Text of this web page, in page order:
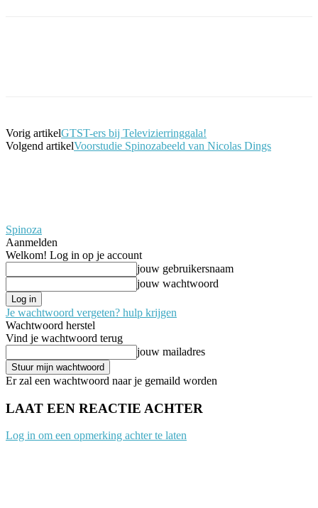
Vorig artikelGTST-ers bij Televizierringgala!
Volgend artikelVoorstudie Spinozabeeld van Nicolas Dings
Spinoza
Aanmelden
Welkom! Log in op je account
jouw gebruikersnaam
jouw wachtwoord
Je wachtwoord vergeten? hulp krijgen
Wachtwoord herstel
Vind je wachtwoord terug
jouw mailadres
Er zal een wachtwoord naar je gemaild worden
LAAT EEN REACTIE ACHTER
Log in om een opmerking achter te laten